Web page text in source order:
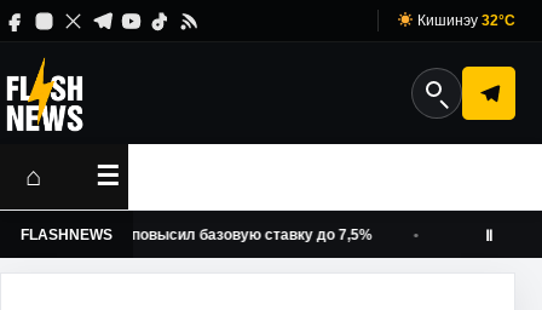
Кишинэу 32°C
⌂ ☰
FLASHNEWS
НБМ повысил базовую ставку до 7,5% Никушор Дан
Ⅱ